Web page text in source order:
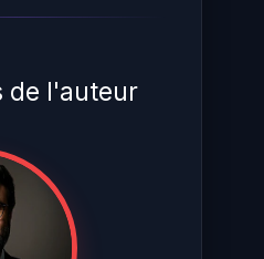
de l'auteur